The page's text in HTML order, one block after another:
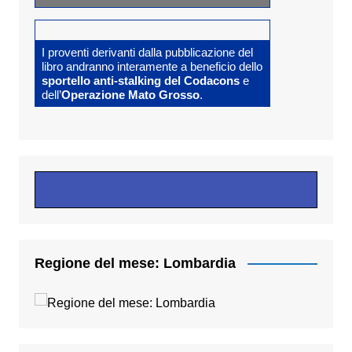
I proventi derivanti dalla pubblicazione del
libro andranno interamente a beneficio dello
sportello anti-stalking del Codaconse
dell’Operazione Mato Grosso.
Regione del mese: Lombardia